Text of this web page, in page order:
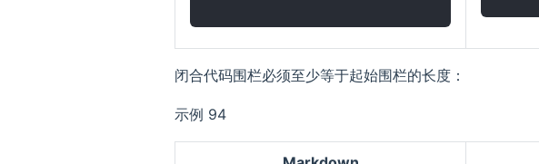
闭合代码围栏必须至少等于起始围栏的长度：
示例 94